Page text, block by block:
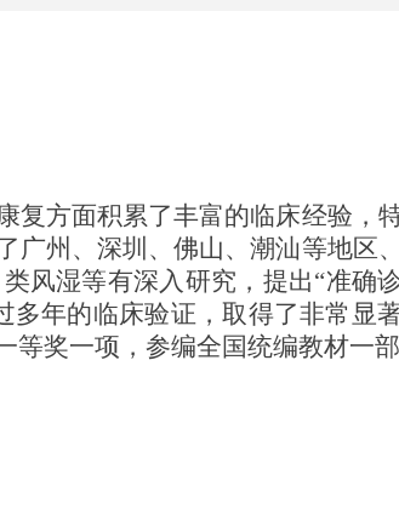
复方面积累了丰富的临床经验，
广州、深圳、佛山、潮汕等地区
风湿等有深入研究，提出“准确
年的临床验证，取得了非常显
奖一项，参编全国统编教材一部